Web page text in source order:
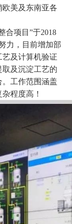
美及东南亚各
合项目”于2018
力，目前增加部
及计算机验证
及沉淀工艺的
工作范围涵盖
程度高！